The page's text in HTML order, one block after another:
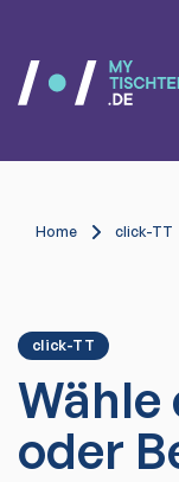
Home click-TT
click-TT
Wähle
oder